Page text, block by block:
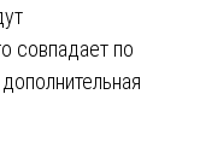
совпадает по